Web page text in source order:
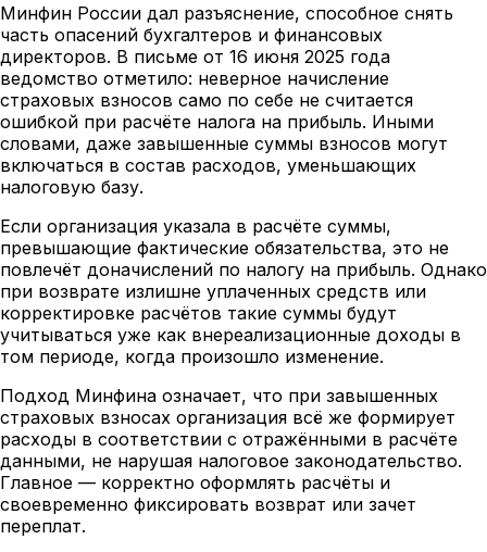
Минфин России дал разъяснение, способное снять
часть опасений бухгалтеров и финансовых
директоров. В письме от 16 июня 2025 года
ведомство отметило: неверное начисление
страховых взносов само по себе не считается
ошибкой при расчёте налога на прибыль. Иными
словами, даже завышенные суммы взносов могут
включаться в состав расходов, уменьшающих
налоговую базу.
Если организация указала в расчёте суммы,
превышающие фактические обязательства, это не
повлечёт доначислений по налогу на прибыль. Однако
при возврате излишне уплаченных средств или
корректировке расчётов такие суммы будут
учитываться уже как внереализационные доходы в
том периоде, когда произошло изменение.
Подход Минфина означает, что при завышенных
страховых взносах организация всё же формирует
расходы в соответствии с отражёнными в расчёте
данными, не нарушая налоговое законодательство.
Главное — корректно оформлять расчёты и
своевременно фиксировать возврат или зачет
переплат.